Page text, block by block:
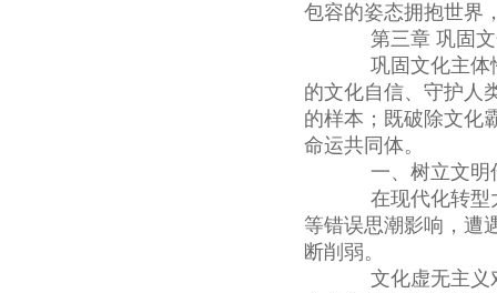
包容的姿态拥抱世界
第三章 巩固文
巩固文化主体性
的文化自信、守护人
的样本；既破除文化
命运共同体。
一、树立文明
在现代化转型大
等错误思潮影响，遭
断削弱。
文化虚无主义对